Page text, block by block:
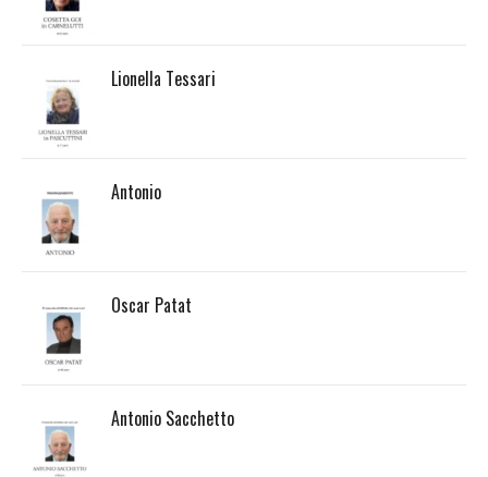
Lionella Tessari
Antonio
Oscar Patat
Antonio Sacchetto